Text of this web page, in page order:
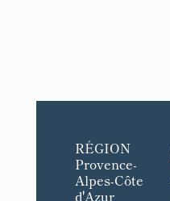
RÉGION
Provence-
Alpes-Côte
d'Azur